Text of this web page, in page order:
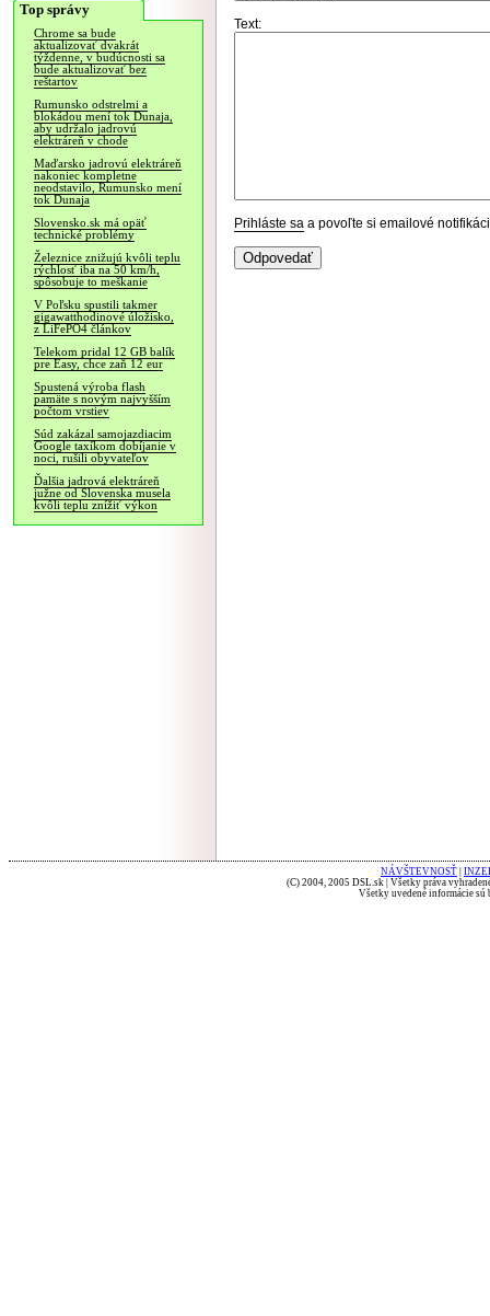
Top správy
Chrome sa bude
aktualizovať dvakrát
týždenne, v budúcnosti sa
bude aktualizovať bez
reštartov
Rumunsko odstrelmi a
blokádou mení tok Dunaja,
aby udržalo jadrovú
elektráreň v chode
Maďarsko jadrovú elektráreň
nakoniec kompletne
neodstavilo, Rumunsko mení
tok Dunaja
Slovensko.sk má opäť
technické problémy
Železnice znižujú kvôli teplu
rýchlosť iba na 50 km/h,
spôsobuje to meškanie
V Poľsku spustili takmer
gigawatthodinové úložisko,
z LiFePO4 článkov
Telekom pridal 12 GB balík
pre Easy, chce zaň 12 eur
Spustená výroba flash
pamäte s novým najvyšším
počtom vrstiev
Súd zakázal samojazdiacim
Google taxíkom dobíjanie v
noci, rušili obyvateľov
Ďalšia jadrová elektráreň
južne od Slovenska musela
kvôli teplu znížiť výkon
Text:
Prihláste sa a povoľte si emailové
NÁVŠTEVNOSŤ
(C) 2004, 2005 DSL.sk | Všetky práva
Všetky uvedené informácie sú